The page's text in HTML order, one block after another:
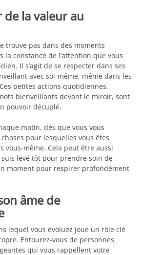
de la valeur au
trouve pas dans des moments
la constance de l’attention que vous
Il s’agit de se respecter dans ses
avec soi-même, même dans les
petites actions quotidiennes,
bienveillants devant le miroir, sont
pouvoir décuplé.
matin, dès que vous vous
pour lesquelles vous êtes
vous-même. Cela peut être aussi
suis levé tôt pour prendre soin de
moment pour respirer profondément
âme de
lequel vous évoluez joue un rôle clé
Entourez-vous de personnes
qui vous rappellent votre